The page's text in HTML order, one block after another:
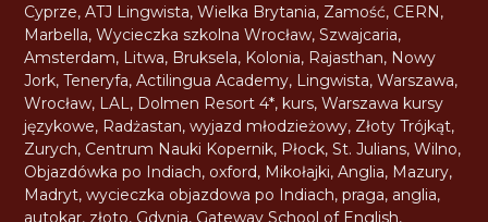
Cyprze,ATJ Lingwista,Wielka Brytania, Zamość, CERN,
Marbella,Wycieczka szkolna Wrocław,Szwajcaria,
Amsterdam, Litwa, Bruksela, Kolonia, Rajasthan, Nowy
Jork,Teneryfa,Actilingua Academy, Lingwista,Warszawa,
Wrocław, LAL, Dolmen Resort 4*, kurs,Warszawa kursy
językowe, Radżastan,wyjazd młodzieżowy, Złoty Trójkąt,
Zurych, Centrum Nauki Kopernik, Płock,St. Julians,Wilno,
Objazdówka po Indiach, oxford, Mikołajki,Anglia, Mazury,
Madryt,wycieczka objazdowa po Indiach,praga, anglia,
autokar, złoto, Gdynia, Gateway School of English,